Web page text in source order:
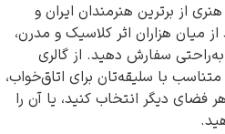
از برترین هنرمندان ایران و
میان هزاران اثر کلاسیک و مدرن،
سفارش دهید. از گالری
متناسب با سلیقه‌تان برای اتاق‌خواب،
فضای دیگر انتخاب کنید، یا آن را